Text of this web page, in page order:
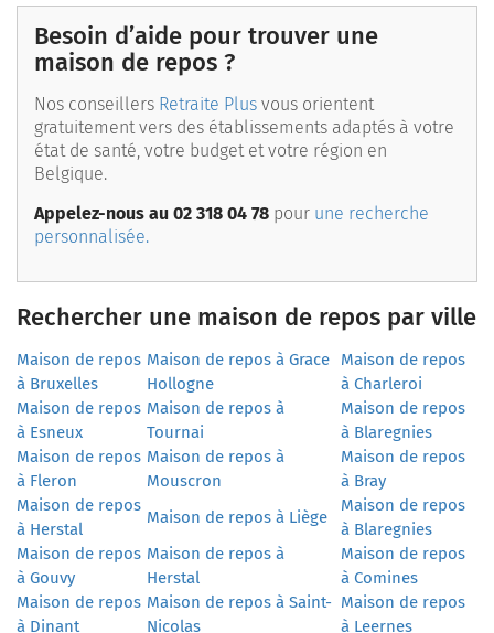
Besoin d’aide pour trouver une
maison de repos ?
Nos conseillers Retraite Plus vous orientent
gratuitement vers des établissements adaptés à votre
état de santé, votre budget et votre région en
Belgique.
Appelez-nous au 02 318 04 78 pour une recherche
personnalisée.
Rechercher une maison de repos par ville
Maison de repos
à Bruxelles
Maison de repos à Grace
Hollogne
Maison de repos
à Charleroi
Maison de repos
à Esneux
Maison de repos à
Tournai
Maison de repos
à Blaregnies
Maison de repos
à Fleron
Maison de repos à
Mouscron
Maison de repos
à Bray
Maison de repos
à Herstal
Maison de repos à Liège
Maison de repos
à Blaregnies
Maison de repos
à Gouvy
Maison de repos à
Herstal
Maison de repos
à Comines
Maison de repos
à Dinant
Maison de repos à Saint-
Nicolas
Maison de repos
à Leernes